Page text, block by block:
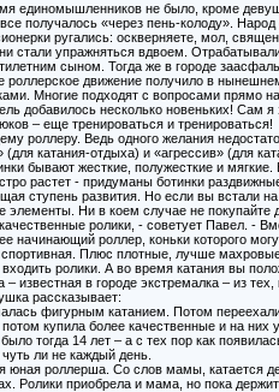
единомышленников не было, кроме
получалось «через пень-колоду».
ругались: оскверняете, мол,
стали упражняться вдвоем.
сыном. Тогда же в городе
роллерское движение получило в
Многие подходят с вопросами прямо
добавилось несколько новеньких! Сам
– еще тренироваться и тренироваться!
роллеру. Ведь одного желания
катания-отдыха) и «агрессив» (для
бывают жесткие, полужесткие и
растет - придуманы ботинки
ступень развития. Но если вы встали
Ни в коем случае не
ролики, - советует Павел. -
начинающий роллер, коньки которого
Плюс плотные, лучше
ролики. А во время катания вы
в городе экстремалка – из тех,
рассказывает:
фигурным катанием. Потом
купила более качественные и на них
тогда 14 лет – а с тех пор как
ли не каждый день.
роллерша. Со слов мамы, катается
Ролики приобрела и мама, но пока